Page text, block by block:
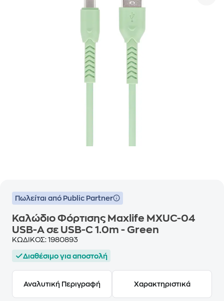
Πωλείται από Public Partner
Καλώδιο Φόρτισης Maxlife MXUC-04
USB-Α σε USB-C 1.0m - Green
ΚΩΔΙΚΟΣ: 1980893
Διαθέσιμο για αποστολή
Αναλυτική Περιγραφή Χαρακτηριστικά